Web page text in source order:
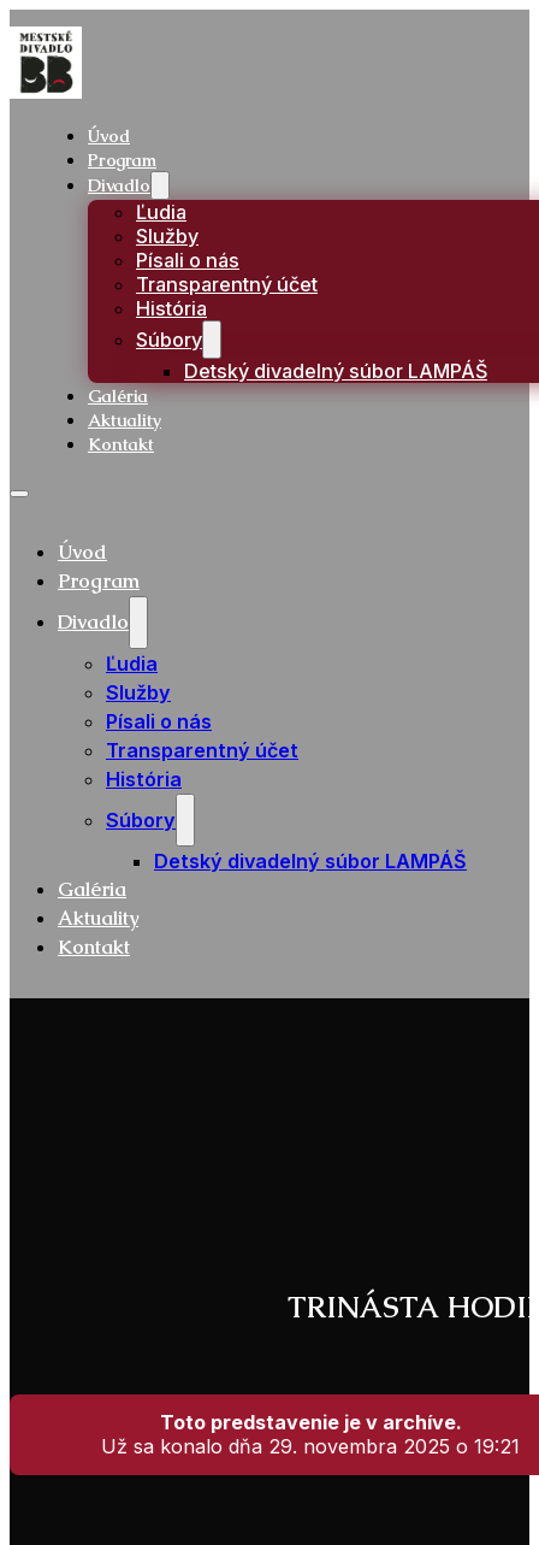
Úvod
Program
Divadlo
Ľudia
Služby
Písali o nás
Transparentný účet
História
Súbory
Detský divadelný súbor LAMPÁŠ
Galéria
Aktuality
Kontakt
Úvod
Program
Divadlo
Ľudia
Služby
Písali o nás
Transparentný účet
História
Súbory
Detský divadelný súbor LAMPÁŠ
Galéria
Aktuality
Kontakt
TRINÁSTA
Toto predstavenie je v archíve.
Už sa konalo dňa 29. novembra 2025 o 19:21